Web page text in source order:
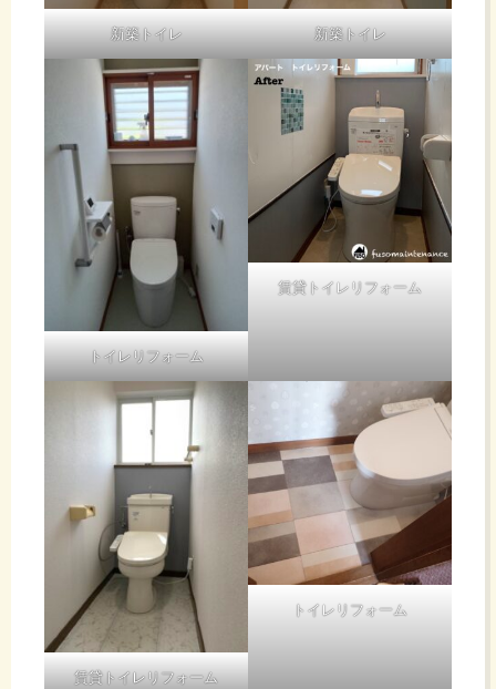
新築トイレ 新築トイレ
トイレリフォーム
賃貸トイレリフォーム
賃貸トイレリフォーム
トイレリフォーム